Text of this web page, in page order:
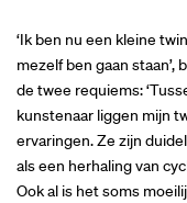
‘Ik ben nu een kleine
mezelf ben gaan
de twee requiems:
kunstenaar liggen mijn
ervaringen. Ze zijn
als een herhaling van
Ook al is het soms